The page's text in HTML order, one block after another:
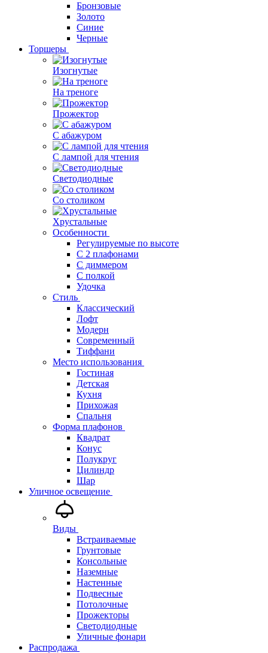
Бронзовые
Золото
Синие
Черные
Торшеры
Изогнутые
На треноге
Прожектор
С абажуром
С лампой для чтения
Светодиодные
Со столиком
Хрустальные
Особенности
Регулируемые по высоте
С 2 плафонами
С диммером
С полкой
Удочка
Стиль
Классический
Лофт
Модерн
Современный
Тиффани
Место использования
Гостиная
Детская
Кухня
Прихожая
Спальня
Форма плафонов
Квадрат
Конус
Полукруг
Цилиндр
Шар
Уличное освещение
Виды
Встраиваемые
Грунтовые
Консольные
Наземные
Настенные
Подвесные
Потолочные
Прожекторы
Светодиодные
Уличные фонари
Распродажа